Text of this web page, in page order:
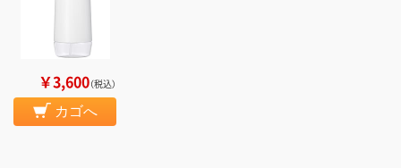
￥3,600（税込）
カゴへ